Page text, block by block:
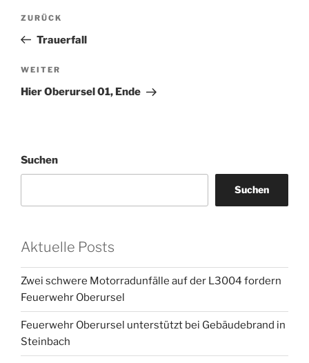
Beitragsnavigation
Vorheriger
Beitrag
ZURÜCK
Trauerfall
Nächster
Beitrag
WEITER
Hier Oberursel 01, Ende
Suchen
Suchen
Aktuelle Posts
Zwei schwere Motorradunfälle auf der L3004 fordern
Feuerwehr Oberursel
Feuerwehr Oberursel unterstützt bei Gebäudebrand in
Steinbach